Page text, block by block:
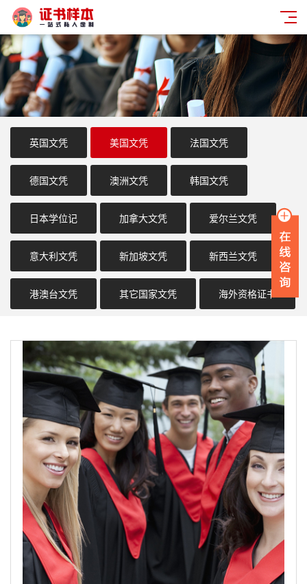
英国文凭 美国文凭 法国文凭
德国文凭 澳洲文凭 韩国文凭
日本学位记 加拿大文凭 爱尔兰文凭
意大利文凭 新加坡文凭 新西兰文凭
港澳台文凭 其它国家文凭 海外资格证书